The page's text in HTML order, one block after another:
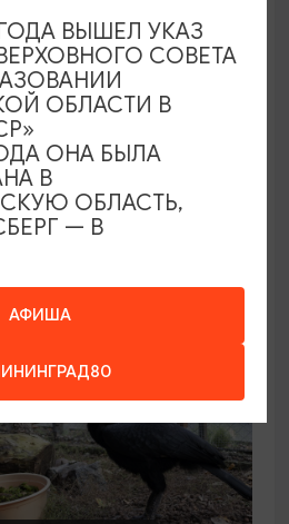
на острове Канта
АФИША
ГОДА ВЫШЕЛ УКАЗ
СОВЕТА
ОБЛАСТИ В
ОНА БЫЛА
В
ОБЛАСТЬ,
— В